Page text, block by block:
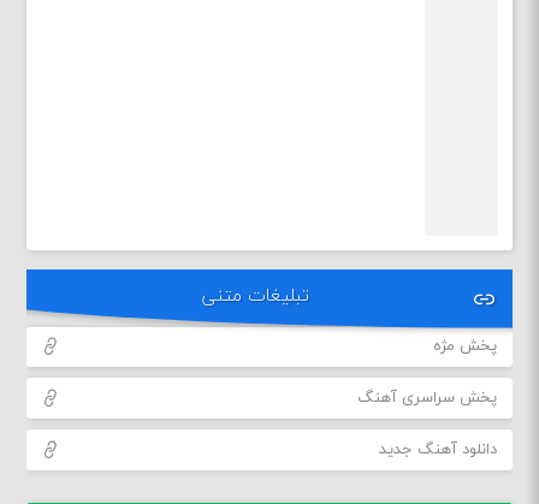
تبلیغات متنی
پخش مژه
پخش سراسری آهنگ
دانلود آهنگ جدید